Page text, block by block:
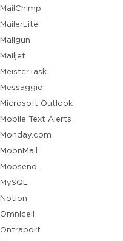
MailChimp
MailerLite
Mailgun
Mailjet
MeisterTask
Messaggio
Microsoft Outlook
Mobile Text Alerts
Monday.com
MoonMail
Moosend
MySQL
Notion
Omnicell
Ontraport